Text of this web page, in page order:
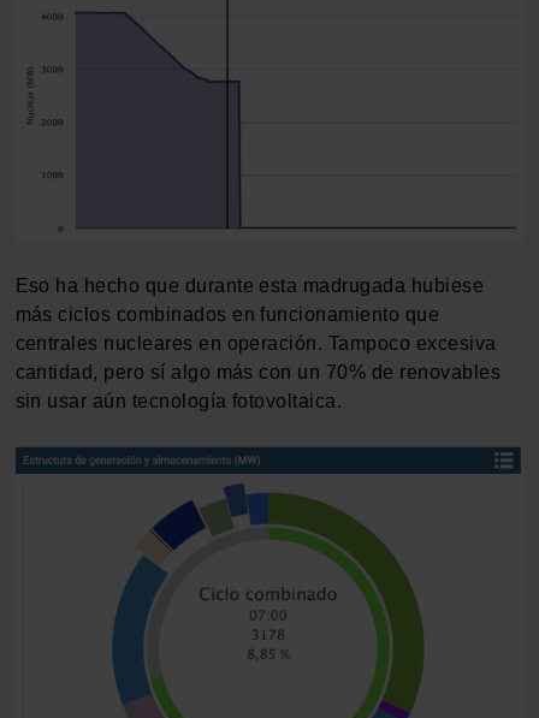
Eso ha hecho que durante esta madrugada hubiese
más ciclos combinados en funcionamiento que
centrales nucleares en operación. Tampoco excesiva
cantidad, pero sí algo más con un 70% de renovables
sin usar aún tecnología fotovoltaica.